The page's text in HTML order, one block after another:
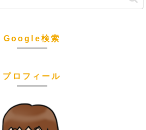
Google検索
プロフィール